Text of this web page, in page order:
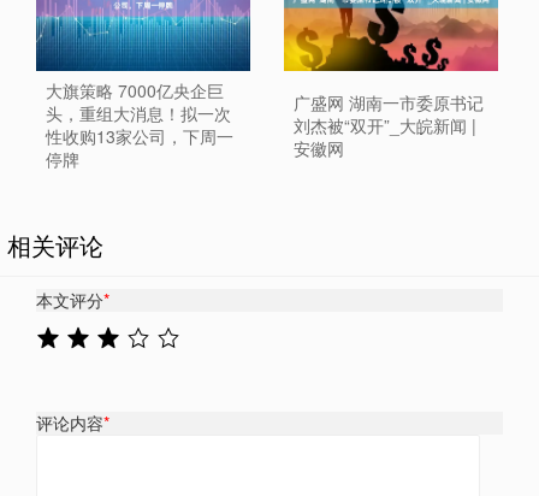
大旗策略 7000亿央企巨
头，重组大消息！拟一次
性收购13家公司，下周一
停牌
广盛网 湖南一市委原书记
刘杰被“双开”_大皖新闻 |
安徽网
相关评论
本文评分*
评论内容*